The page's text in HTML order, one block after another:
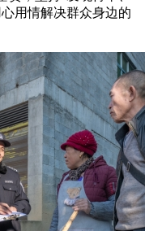
用情解决群众身边的